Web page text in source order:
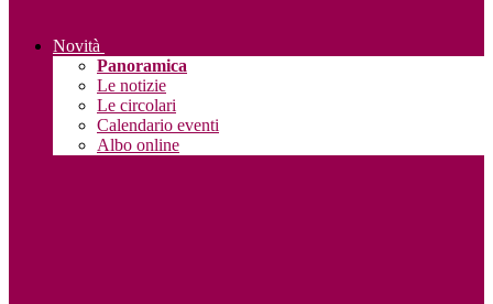
Novità
Panoramica
Le notizie
Le circolari
Calendario eventi
Albo online